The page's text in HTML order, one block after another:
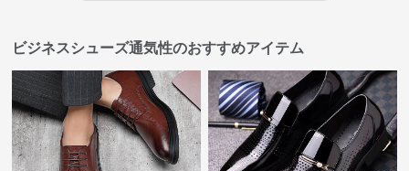
ビジネスシューズ通気性のおすすめアイテム